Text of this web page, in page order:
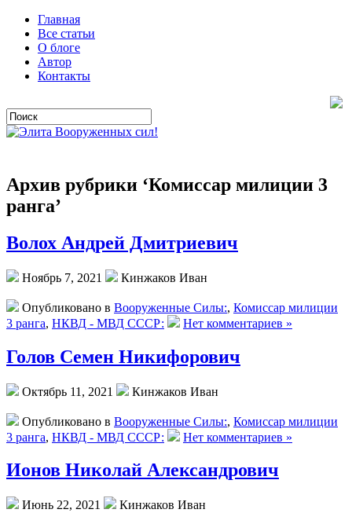
Главная
Все статьи
О блоге
Автор
Контакты
Архив рубрики ‘Комиссар милиции 3
ранга’
Волох Андрей Дмитриевич
Ноябрь 7, 2021 Кинжаков Иван
Опубликовано в Вооруженные Силы:, Комиссар милиции
3 ранга, НКВД - МВД СССР: Нет комментариев »
Голов Семен Никифорович
Октябрь 11, 2021 Кинжаков Иван
Опубликовано в Вооруженные Силы:, Комиссар милиции
3 ранга, НКВД - МВД СССР: Нет комментариев »
Ионов Николай Александрович
Июнь 22, 2021 Кинжаков Иван